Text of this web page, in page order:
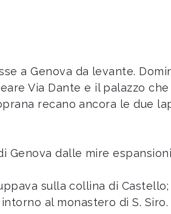
a Genova da levante.
Via Dante e il palazzo
recano ancora le due
Genova dalle mire
sulla collina di
al monastero di S.